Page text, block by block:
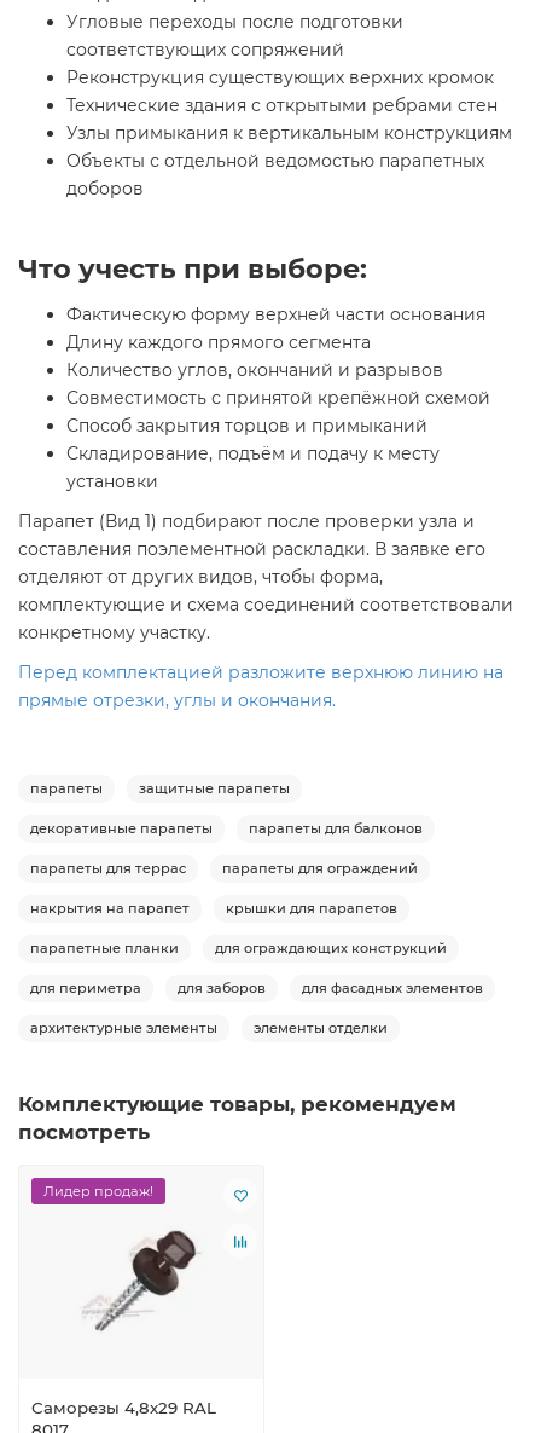
Угловые переходы после подготовки
соответствующих сопряжений
Реконструкция существующих верхних кромок
Технические здания с открытыми ребрами стен
Узлы примыкания к вертикальным конструкциям
Объекты с отдельной ведомостью парапетных
доборов
Что учесть при выборе:
Фактическую форму верхней части основания
Длину каждого прямого сегмента
Количество углов, окончаний и разрывов
Совместимость с принятой крепёжной схемой
Способ закрытия торцов и примыканий
Складирование, подъём и подачу к месту
установки
Парапет (Вид 1) подбирают после проверки узла и
составления поэлементной раскладки. В заявке его
отделяют от других видов, чтобы форма,
комплектующие и схема соединений соответствовали
конкретному участку.
Перед комплектацией разложите верхнюю линию на
прямые отрезки, углы и окончания.
парапеты защитные парапеты
декоративные парапеты парапеты для балконов
парапеты для террас парапеты для ограждений
накрытия на парапет крышки для парапетов
парапетные планки для ограждающих конструкций
для периметра для заборов для фасадных элементов
архитектурные элементы элементы отделки
Комплектующие товары, рекомендуем
посмотреть
Лидер продаж!
Саморезы 4,8х29 RAL
8017